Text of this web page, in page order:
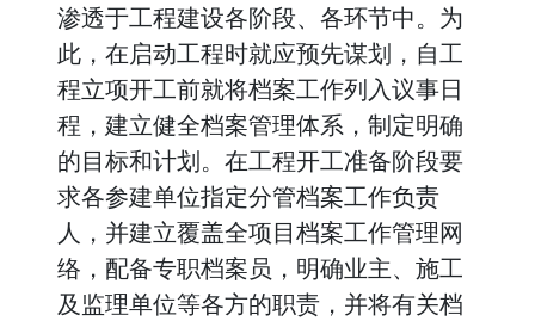
渗透于工程建设各阶段、各环节中。为
此，在启动工程时就应预先谋划，自工
程立项开工前就将档案工作列入议事日
程，建立健全档案管理体系，制定明确
的目标和计划。在工程开工准备阶段要
求各参建单位指定分管档案工作负责
人，并建立覆盖全项目档案工作管理网
络，配备专职档案员，明确业主、施工
及监理单位等各方的职责，并将有关档